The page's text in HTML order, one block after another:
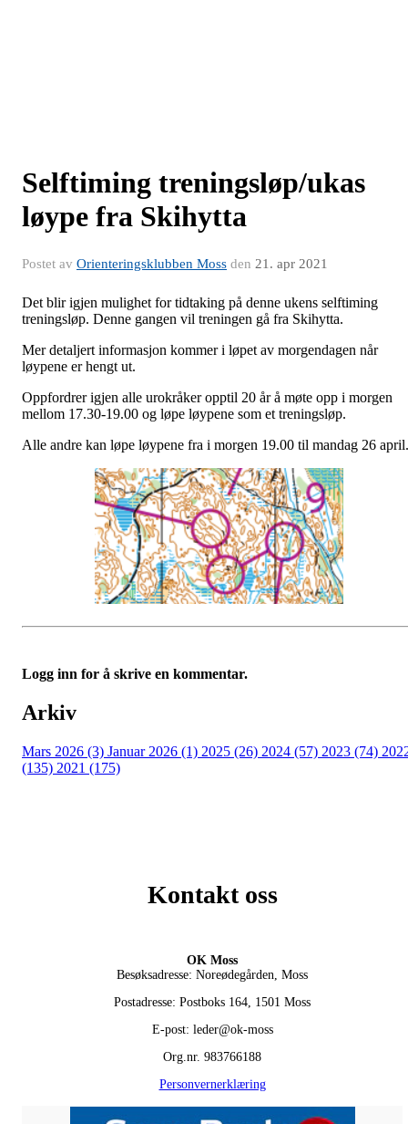
Selftiming treningsløp/ukas
løype fra Skihytta
Postet av Orienteringsklubben Moss den 21. apr 2021
Det blir igjen mulighet for tidtaking på denne ukens selftiming
treningsløp. Denne gangen vil treningen gå fra Skihytta.
Mer detaljert informasjon kommer i løpet av morgendagen når
løypene er hengt ut.
Oppfordrer igjen alle urokråker opptil 20 år å møte opp i morgen
mellom 17.30-19.00 og løpe løypene som et treningsløp.
Alle andre kan løpe løypene fra i morgen 19.00 til mandag 26 april.
Logg inn for å skrive en kommentar.
Arkiv
Mars 2026 (3) Januar 2026 (1) 2025 (26) 2024 (57) 2023 (74)
(135) 2021 (175)
Kontakt oss
OK Moss
Besøksadresse: Noreødegården, Moss
Postadresse: Postboks 164, 1501 Moss
E-post: leder@ok-moss
Org.nr. 983766188
Personvernerklæring